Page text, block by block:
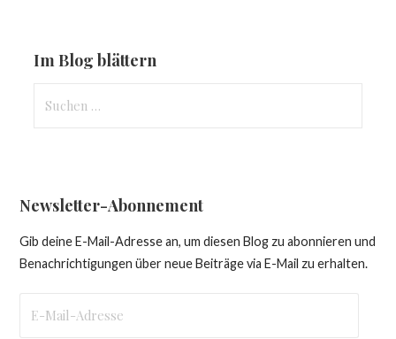
Im Blog blättern
nach:
Newsletter-Abonnement
Gib deine E-Mail-Adresse an, um diesen Blog zu abonnieren und
Benachrichtigungen über neue Beiträge via E-Mail zu erhalten.
Mail-